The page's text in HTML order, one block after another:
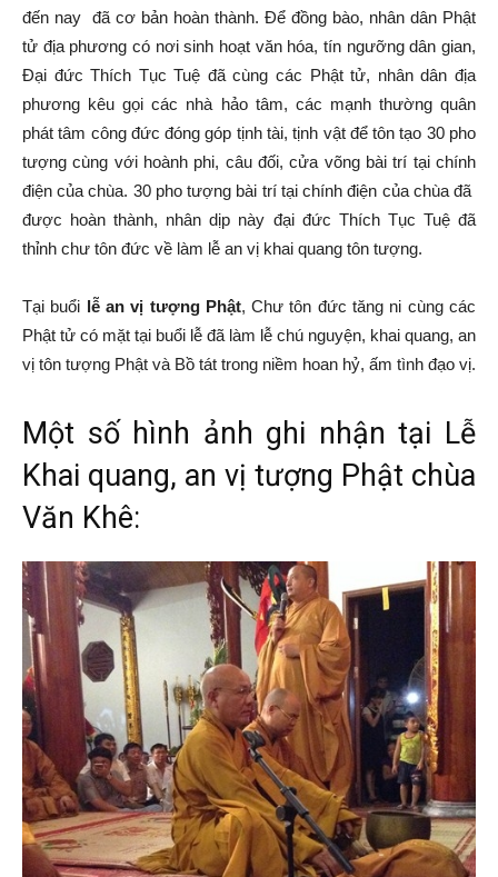
đến nay đã cơ bản hoàn thành. Để đồng bào, nhân dân Phật
tử địa phương có nơi sinh hoạt văn hóa, tín ngưỡng dân gian,
Đại đức Thích Tục Tuệ đã cùng các Phật tử, nhân dân địa
phương kêu gọi các nhà hảo tâm, các mạnh thường quân
phát tâm công đức đóng góp tịnh tài, tịnh vật để tôn tạo 30 pho
tượng cùng với hoành phi, câu đối, cửa võng bài trí tại chính
điện của chùa. 30 pho tượng bài trí tại chính điện của chùa đã
được hoàn thành, nhân dịp này đại đức Thích Tục Tuệ đã
thỉnh chư tôn đức về làm lễ an vị khai quang tôn tượng.
Tại buổi lễ an vị tượng Phật, Chư tôn đức tăng ni cùng các
Phật tử có mặt tại buổi lễ đã làm lễ chú nguyện, khai quang, an
vị tôn tượng Phật và Bồ tát trong niềm hoan hỷ, ấm tình đạo vị.
Một số hình ảnh ghi nhận tại Lễ
Khai quang, an vị tượng Phật chùa
Văn Khê: